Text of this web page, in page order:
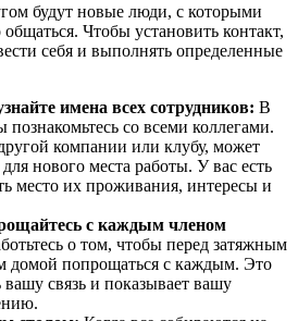
будут новые люди, с которыми
Чтобы установить контакт,
себя и выполнять определенные
имена всех сотрудников: В
со всеми коллегами.
компании или клубу, может
нового места работы. У вас есть
место их проживания, интересы и
с каждым членом
о том, чтобы перед затяжным
домой попрощаться с каждым. Это
связь и показывает вашу